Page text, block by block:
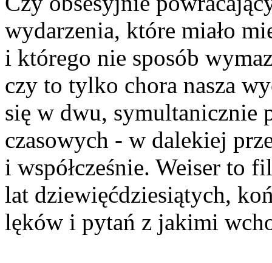
wydarzenia, które miało
i którego nie sposób
czy to tylko chora nasza
się w dwu, symultanicznie
czasowych - w dalekiej
i współcześnie. Weiser to
lat dziewięćdziesiątych,
lęków i pytań z jakimi